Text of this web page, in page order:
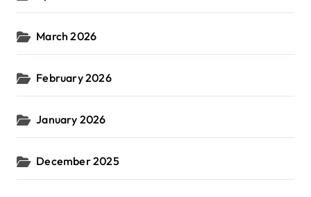
March 2026
February 2026
January 2026
December 2025